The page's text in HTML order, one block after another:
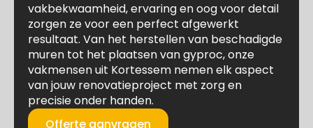
vakbekwaamheid, ervaring en oog voor detail
zorgen ze voor een perfect afgewerkt
resultaat. Van het herstellen van beschadigde
muren tot het plaatsen van gyproc, onze
vakmensen uit Kortessem nemen elk aspect
van jouw renovatieproject met zorg en
precisie onder handen.
Offerte aanvragen